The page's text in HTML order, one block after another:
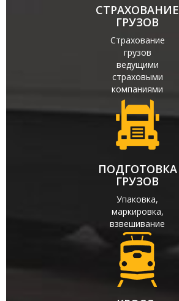
СТРАХОВАНИЕ
ГРУЗОВ
Страхование
грузов
ведущими
страховыми
компаниями
ПОДГОТОВКА
ГРУЗОВ
Упаковка,
маркировка,
взвешивание